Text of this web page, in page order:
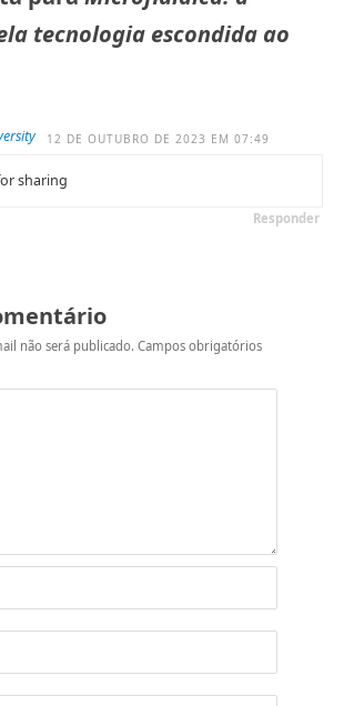
tecnologia escondida ao
12 DE OUTUBRO DE 2023 EM 07:49
sharing
Responder
não será publicado. Campos obrigatórios